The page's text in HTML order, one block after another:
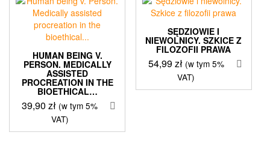
HUMAN BEING V.
PERSON. MEDICALLY
ASSISTED
PROCREATION IN THE
BIOETHICAL…
39,90zł (w tym 5%
VAT)
SĘDZIOWIE I
NIEWOLNICY. SZKICE Z
FILOZOFII PRAWA
54,99zł (w tym 5%
VAT)